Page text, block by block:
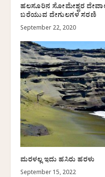
ಹಲಸೂರಿನ ಸೋಮೇಶ್ವರ
ಬರೆಯುವ ದೇಗುಲಗಳ ಸರಣಿ
September 22, 2020
ಮರಳಲ್ಲ ಇದು ಹಸಿರು ಹರಳು
September 15, 2022